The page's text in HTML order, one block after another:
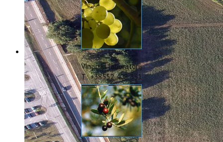
Zaštita osobnih podataka
Godišnji izvještaj
Javna nabava
Natječaji za radna mjesta
Zakonodavni okvir
Akti Instituta
Linkovi
Kontakt
webmail
Popularizacija znanosti
ERASMUS+
HyPro4ST
DIGIAGRI
Vinarski laboratorij
T: +38552 408 331